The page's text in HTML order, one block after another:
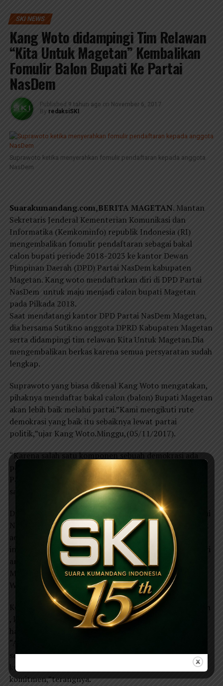
SKI NEWS
Kang Woto didampingi Tim Relawan
“Kita Untuk Magetan” Kembalikan
Fomulir Balon Bupati Ke Partai
NasDem
Published 9 tahun ago on November 6, 2017
By redaksiSKI
Suprawoto ketika menyerahkan fomulir pendaftaran kepada anggota
NasDem
Suarakumandang.com,BERITA MAGETAN. Mantan
Sekretaris Jenderal Kementerian Komunikasi dan
Informatika (Kemkominfo) republik Indonesia (RI)
mengembalikan fomulir pendaftaran sebagai bakal
calon bupati periode 2018-2023 ke kantor Dewan
Pimpinan Daerah (DPD) Partai NasDem kabupaten
Magetan. Kang woto mendaftarkan diri di DPD Partai
NasDem untuk maju menjadi calon bupati Magetan
pada Pilkada 2018.
Saat mendatangi kantor DPD Partai NasDem Magetan,
dia bersama Sutikno anggota DPRD Kabupaten Magetan
serta didampingi tim relawan Kita Untuk Magetan.Dia
mengembalikan berkas karena semua persyaratan sudah
lengkap.
Suprawoto yang biasa dikenal Kang Woto mengatakan,
pihaknya mendaftar bakal calon (balon) Bupati Magetan
akan lebih baik melalui partai.”Kami mengikuti rute
demokrasi yang baik itu sebaiknya lewat partai
politik,”ujar Kang Woto.Minggu,(05/11/2017).
“Karena salah satu komponen sebuah demokrasi ada
partai politik dan partai NasDem adalah salah satu
Partai yang kebetulan mempunyai visi misi yang
sama,”terangnya Kang Woto.
Dijelaskan, kesamaan dari salah satu visi misi dari partai
NasDem pendaftaran bakal calon bupati Magetan tidak
ada mahar.”Visinya sama dengan visi kami yakni tidak
ingin mencari sesuatu di Magetan, bila nanti kami diberi
amanah kami akan memberikan sesuatu supaya
Magetan tidak kalah dengan daerah lain,”terang Kang
Woto.
Ketika kabupaten lain kecepatanya sudah 70 Km perjam
, kalau ingin mengejar ketertinggalan tersebut kami
harus menambah kecepatanya minimal 80 km perjam.
“Artinya komponen-komponen yang kurang baik harus
segera diperbaiki. Sementara untuk perbaikan
komponen yang kurang baik itu perlu sebuah
komitmen,”terangnya.